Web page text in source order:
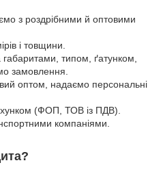
з роздрібними й оптовими
і товщини.
типом, ґатунком,
замовлення.
оптом, надаємо персональні
(ФОП, ТОВ із ПДВ).
компаніями.